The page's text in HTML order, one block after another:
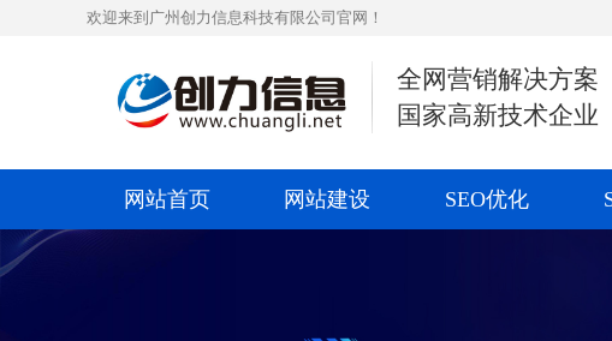
欢迎来到广州创力信息科技有限公司官网！
全网营销解决方案
国家高新技术企业
网站首页 网站建设 SEO优化